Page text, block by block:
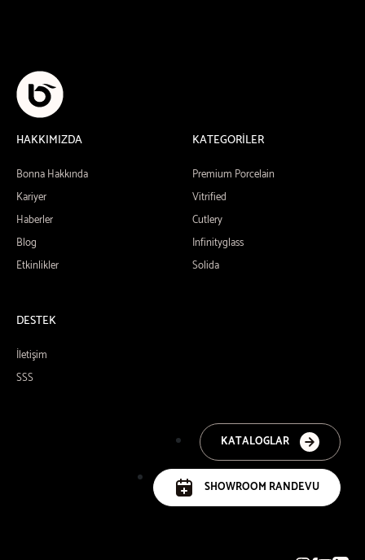
HAKKIMIZDA
Bonna Hakkında
Kariyer
Haberler
Blog
Etkinlikler
KATEGORİLER
Premium Porcelain
Vitrified
Cutlery
Infinityglass
Solida
DESTEK
İletişim
SSS
KATALOGLAR
SHOWROOM RANDEVU